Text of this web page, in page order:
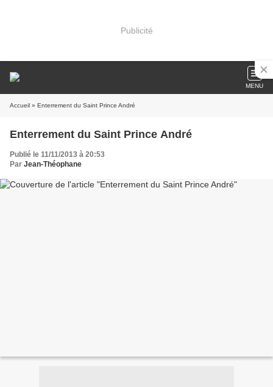
Publicité
MENU
Accueil » Enterrement du Saint Prince André
Enterrement du Saint Prince André
Publié le 11/11/2013 à 20:53
Par Jean-Théophane